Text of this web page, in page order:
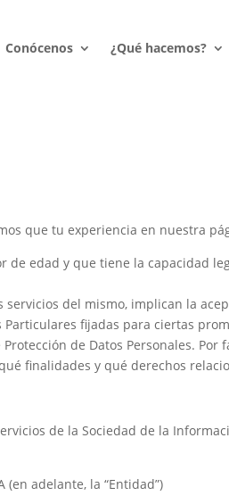
Conócenos ¿Qué hacemos?
que tu experiencia en nuestra
de edad y que tiene la capacidad
servicios del mismo, implican la
fijadas para ciertas
de Datos Personales.
finalidades y qué derechos
de la Sociedad de la
(en adelante, la “Entidad”)